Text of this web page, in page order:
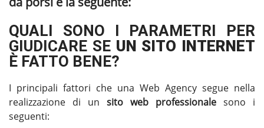
QUALI SONO I PARAMETRI PER
GIUDICARE SEUN SITO INTERNET
È FATTO BENE?
I principali fattori che una Web Agency segue nella
realizzazione di un sito web professionale sono i
seguenti: